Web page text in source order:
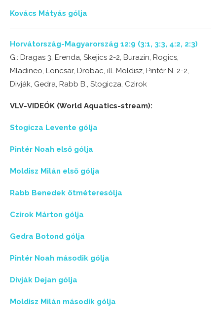
Kovács Mátyás gólja
Horvátország-Magyarország 12:9 (3:1, 3:3, 4:2, 2:3)
G.: Dragas 3, Erenda, Skejics 2-2, Burazin, Rogics,
Mladineo, Loncsar, Drobac, ill. Moldisz, Pintér N. 2-2,
Divják, Gedra, Rabb B., Stogicza, Czirok
VLV-VIDEÓK (World Aquatics-stream):
Stogicza Levente gólja
Pintér Noah első gólja
Moldisz Milán első gólja
Rabb Benedek ötméteresólja
Czirok Márton gólja
Gedra Botond gólja
Pintér Noah második gólja
Divják Dejan gólja
Moldisz Milán második gólja